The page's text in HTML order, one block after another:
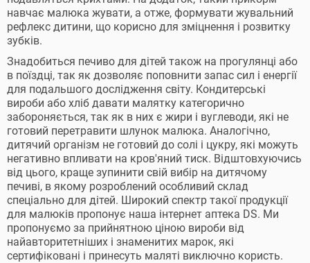
навчає малюка жувати, а отже, формувати жувальний
рефлекс дитини, що корисно для зміцнення і розвитку
зубків.
Знадобиться печиво для дітей також на прогулянці або
в поїздці, так як дозволяє поповнити запас сил і енергії
для подальшого дослідження світу. Кондитерські
вироби або хліб давати малятку категорично
забороняється, так як в них є жири і вуглеводи, які не
готовий перетравити шлунок малюка. Аналогічно,
дитячий організм не готовий до солі і цукру, які можуть
негативно впливати на кров'яний тиск. Відштовхуючись
від цього, краще зупинити свій вибір на дитячому
печиві, в якому розроблений особливий склад
спеціально для дітей. Широкий спектр такої продукції
для малюків пропонує наша інтернет аптека DS. Ми
пропонуємо за прийнятною ціною вироби від
найавторитетніших і знаменитих марок, які
сертифіковані і принесуть маляті виключно користь.